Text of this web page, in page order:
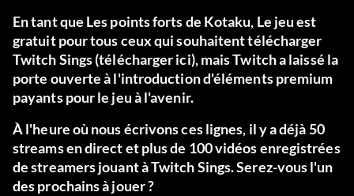
En tant que Les points forts de Kotaku, Le jeu est
gratuit pour tous ceux qui souhaitent télécharger
Twitch Sings (télécharger ici), mais Twitch a laissé la
porte ouverte à l'introduction d'éléments premium
payants pour le jeu à l'avenir.
À l'heure où nous écrivons ces lignes, il y a déjà 50
streams en direct et plus de 100 vidéos enregistrées
de streamers jouant à Twitch Sings. Serez-vous l'un
des prochains à jouer ?